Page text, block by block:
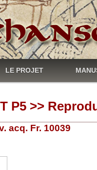
LE PROJET
P5 >>
acq. Fr. 10039